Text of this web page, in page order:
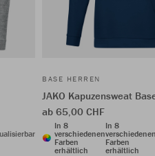
BASE HERREN
JAKO Kapuzensweat
ab 65,00 CHF
In 8
verschiedenen
Farben
erhältlich
In 8
Farben
erhältlich